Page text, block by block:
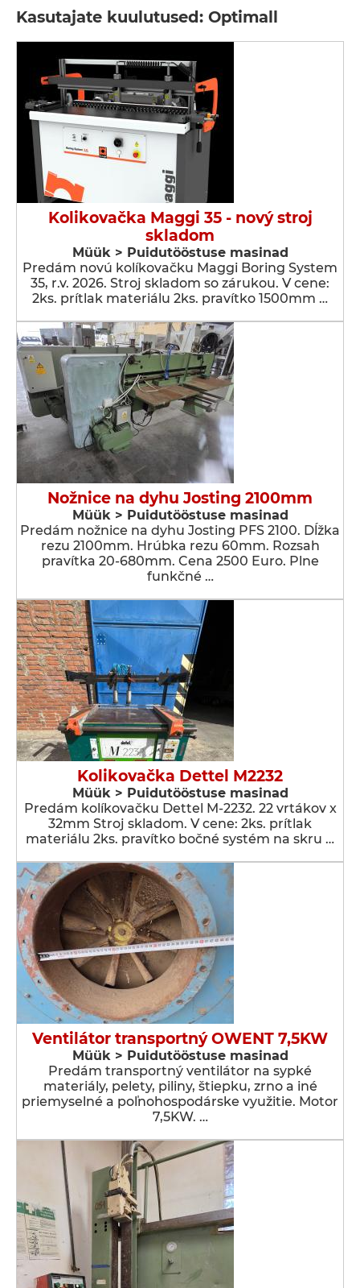
Kasutajate kuulutused: Optimall
Kolikovačka Maggi 35 - nový stroj
skladom
Müük > Puidutööstuse masinad
Predám novú kolíkovačku Maggi Boring System
35, r.v. 2026. Stroj skladom so zárukou. V cene:
2ks. prítlak materiálu 2ks. pravítko 1500mm …
Nožnice na dyhu Josting 2100mm
Müük > Puidutööstuse masinad
Predám nožnice na dyhu Josting PFS 2100. Dĺžka
rezu 2100mm. Hrúbka rezu 60mm. Rozsah
pravítka 20-680mm. Cena 2500 Euro. Plne
funkčné …
Kolikovačka Dettel M2232
Müük > Puidutööstuse masinad
Predám kolíkovačku Dettel M-2232. 22 vrtákov x
32mm Stroj skladom. V cene: 2ks. prítlak
materiálu 2ks. pravítko bočné systém na skru …
Ventilátor transportný OWENT 7,5KW
Müük > Puidutööstuse masinad
Predám transportný ventilátor na sypké
materiály, pelety, piliny, štiepku, zrno a iné
priemyselné a poľnohospodárske využitie. Motor
7,5KW. …